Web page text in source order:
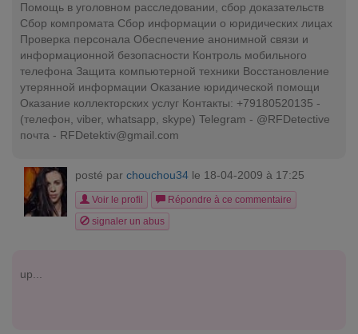
Помощь в уголовном расследовании, сбор доказательств
Сбор компромата Сбор информации о юридических лицах
Проверка персонала Обеспечение анонимной связи и
информационной безопасности Контроль мобильного
телефона Защита компьютерной техники Восстановление
утерянной информации Оказание юридической помощи
Оказание коллекторских услуг Контакты: +79180520135 -
(телефон, viber, whatsapp, skype) Telegram - @RFDetective
почта - RFDetektiv@gmail.com
posté par chouchou34 le 18-04-2009 à 17:25
Voir le profil
Répondre à ce commentaire
signaler un abus
up...